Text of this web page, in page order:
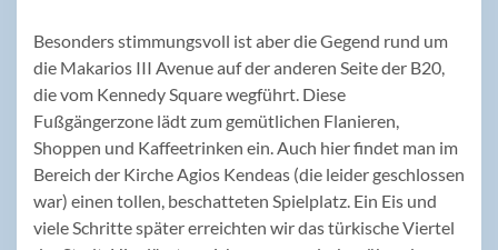
Besonders stimmungsvoll ist aber die Gegend rund um
die Makarios III Avenue auf der anderen Seite der B20,
die vom Kennedy Square wegführt. Diese
Fußgängerzone lädt zum gemütlichen Flanieren,
Shoppen und Kaffeetrinken ein. Auch hier findet man im
Bereich der Kirche Agios Kendeas (die leider geschlossen
war) einen tollen, beschatteten Spielplatz. Ein Eis und
viele Schritte später erreichten wir das türkische Viertel